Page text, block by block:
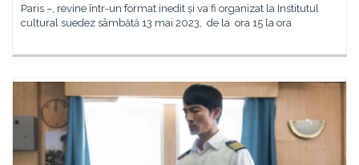
Paris –, revine într-un format inedit și va fi organizat la Institutul
cultural suedez sâmbătă 13 mai 2023, de la ora 15 la ora